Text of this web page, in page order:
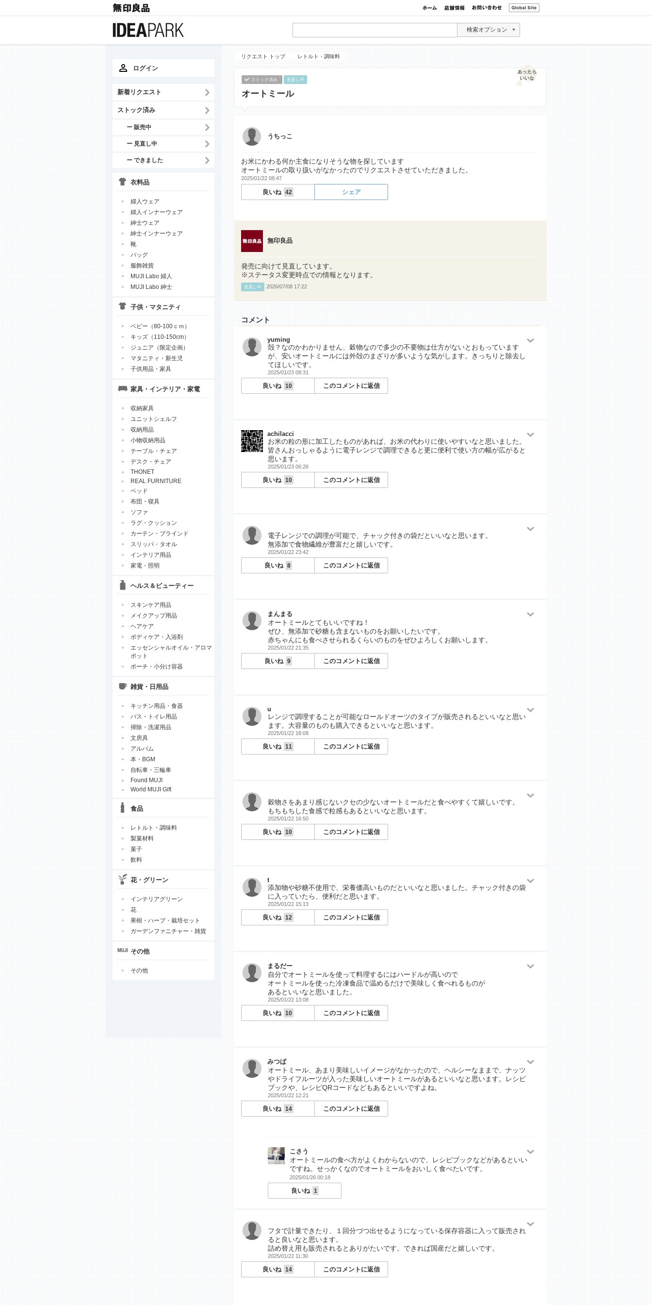
検索オプション
ログイン
新着リクエスト
ストック済み
ー 販売中
ー 見直し中
ー できました
衣料品
婦人ウェア
婦人インナーウェア
紳士ウェア
紳士インナーウェア
靴
バッグ
服飾雑貨
MUJI Labo 婦人
MUJI Labo 紳士
子供・マタニティ
ベビー（80-100ｃｍ）
キッズ（110-150cm）
ジュニア（限定企画）
マタニティ・新生児
子供用品・家具
家具・インテリア・家電
収納家具
ユニットシェルフ
収納用品
小物収納用品
テーブル・チェア
デスク・チェア
THONET
REAL FURNITURE
ベッド
布団・寝具
ソファ
ラグ・クッション
カーテン・ブラインド
スリッパ・タオル
インテリア用品
家電・照明
ヘルス＆ビューティー
スキンケア用品
メイクアップ用品
ヘアケア
ボディケア・入浴剤
エッセンシャルオイル・アロマ
ポット
ポーチ・小分け容器
雑貨・日用品
キッチン用品・食器
バス・トイレ用品
掃除・洗濯用品
文房具
アルバム
本・BGM
自転車・三輪車
Found MUJI
World MUJI Gift
食品
レトルト・調味料
製菓材料
菓子
飲料
花・グリーン
インテリアグリーン
花
果樹・ハーブ・栽培セット
ガーデンファニチャー・雑貨
その他
その他
リクエスト トップ レトルト・調味料
ストック済み 見直し中
オートミール
うちっこ
お米にかわる何か主食になりそうな物を探しています
オートミールの取り扱いがなかったのでリクエストさせていただきました。
2025/01/22 08:47
良いね 42 シェア
無印良品
発売に向けて見直しています。
※ステータス変更時点での情報となります。
見直し中 2026/07/08 17:22
コメント
yuming
殻？なのかわかりません、穀物なので多少の不要物は仕方がないとおもっています
が、安いオートミールには外殻のまざりが多いような気がします。きっちりと除去し
てほしいです。
2025/01/23 08:31
良いね 10 このコメントに返信
achilacci
お米の粒の形に加工したものがあれば、お米の代わりに使いやすいなと思いました。
皆さんおっしゃるように電子レンジで調理できると更に便利で使い方の幅が広がると
思います。
2025/01/23 06:26
良いね 10 このコメントに返信
電子レンジでの調理が可能で、チャック付きの袋だといいなと思います。
無添加で食物繊維が豊富だと嬉しいです。
2025/01/22 23:42
良いね 8 このコメントに返信
まんまる
オートミールとてもいいですね！
ぜひ、無添加で砂糖も含まないものをお願いしたいです。
赤ちゃんにも食べさせられるくらいのものをぜひよろしくお願いします。
2025/01/22 21:35
良いね 9 このコメントに返信
u
レンジで調理することが可能なロールドオーツのタイプが販売されるといいなと思い
ます。大容量のものも購入できるといいなと思います。
2025/01/22 18:08
良いね 11 このコメントに返信
穀物さをあまり感じないクセの少ないオートミールだと食べやすくて嬉しいです。
もちもちした食感で粒感もあるといいなと思います。
2025/01/22 16:50
良いね 10 このコメントに返信
t
添加物や砂糖不使用で、栄養価高いものだといいなと思いました。チャック付きの袋
に入っていたら、便利だと思います。
2025/01/22 15:13
良いね 12 このコメントに返信
まるだー
自分でオートミールを使って料理するにはハードルが高いので
オートミールを使った冷凍食品で温めるだけで美味しく食べれるものが
あるといいなと思いました。
2025/01/22 13:08
良いね 10 このコメントに返信
みつば
オートミール、あまり美味しいイメージがなかったので、ヘルシーなままで、ナッツ
やドライフルーツが入った美味しいオートミールがあるといいなと思います。レシピ
ブックや、レシピQRコードなどもあるといいですよね。
2025/01/22 12:21
良いね 14 このコメントに返信
こさう
オートミールの食べ方がよくわからないので、レシピブックなどがあるといい
ですね。せっかくなのでオートミールをおいしく食べたいです。
2025/01/26 00:18
良いね 1
フタで計量できたり、１回分づつ出せるようになっている保存容器に入って販売され
ると良いなと思います。
詰め替え用も販売されるとありがたいです。できれば国産だと嬉しいです。
2025/01/22 11:30
良いね 14 このコメントに返信